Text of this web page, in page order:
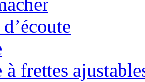
à frettes